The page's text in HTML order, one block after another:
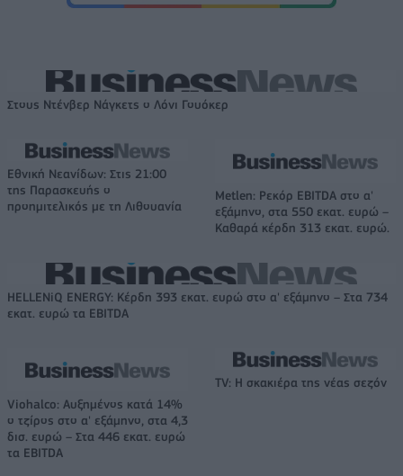
Στους Ντένβερ Νάγκετς ο Λόνι Γουόκερ
Εθνική Νεανίδων: Στις 21:00
της Παρασκευής ο
προημιτελικός με τη Λιθουανία
Metlen: Ρεκόρ EBITDA στο α'
εξάμηνο, στα 550 εκατ. ευρώ –
Καθαρά κέρδη 313 εκατ. ευρώ.
HELLENiQ ENERGY: Κέρδη 393 εκατ. ευρώ στο α' εξάμηνο – Στα 734
εκατ. ευρώ τα EBITDA
Viohalco: Αυξημένος κατά 14%
ο τζίρος στο α' εξάμηνο, στα 4,3
δισ. ευρώ – Στα 446 εκατ. ευρώ
τα EBITDA
TV: Η σκακιέρα της νέας σεζόν